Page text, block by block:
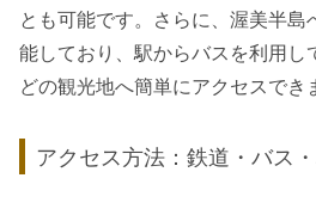
とも可能です。さらに、渥美半島
能しており、駅からバスを利用し
どの観光地へ簡単にアクセスでき
アクセス方法：鉄道・バス